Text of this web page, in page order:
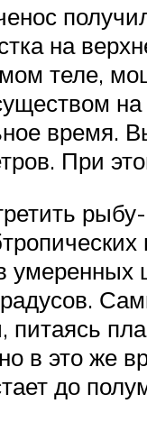
на
теле,
на
время.
При
умеренных
питаясь
в это же
до